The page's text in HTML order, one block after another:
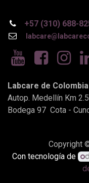
+57 (310) 688-
Labcare de Colombia
Autop. Medellín Km
Bodega 97 Cota -
Copyright
Con tecnología de